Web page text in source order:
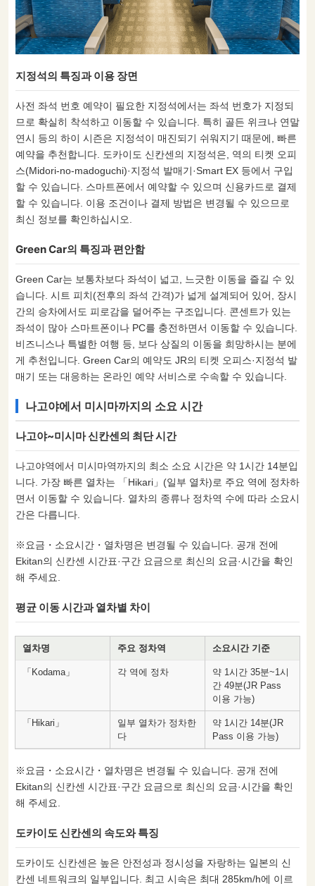
지정석의 특징과 이용 장면
사전 좌석 번호 예약이 필요한 지정석에서는 좌석 번호가 지정되
므로 확실히 착석하고 이동할 수 있습니다. 특히 골든 위크나 연말
연시 등의 하이 시즌은 지정석이 매진되기 쉬워지기 때문에, 빠른
예약을 추천합니다. 도카이도 신칸센의 지정석은, 역의 티켓 오피
스(Midori-no-madoguchi)·지정석 발매기·Smart EX 등에서 구입
할 수 있습니다. 스마트폰에서 예약할 수 있으며 신용카드로 결제
할 수 있습니다. 이용 조건이나 결제 방법은 변경될 수 있으므로
최신 정보를 확인하십시오.
Green Car의 특징과 편안함
Green Car는 보통차보다 좌석이 넓고, 느긋한 이동을 즐길 수 있
습니다. 시트 피치(전후의 좌석 간격)가 넓게 설계되어 있어, 장시
간의 승차에서도 피로감을 덜어주는 구조입니다. 콘센트가 있는
좌석이 많아 스마트폰이나 PC를 충전하면서 이동할 수 있습니다.
비즈니스나 특별한 여행 등, 보다 상질의 이동을 희망하시는 분에
게 추천입니다. Green Car의 예약도 JR의 티켓 오피스·지정석 발
매기 또는 대응하는 온라인 예약 서비스로 수속할 수 있습니다.
나고야에서 미시마까지의 소요 시간
나고야~미시마 신칸센의 최단 시간
나고야역에서 미시마역까지의 최소 소요 시간은 약 1시간 14분입
니다. 가장 빠른 열차는 「Hikari」(일부 열차)로 주요 역에 정차하
면서 이동할 수 있습니다. 열차의 종류나 정차역 수에 따라 소요시
간은 다릅니다.
※요금・소요시간・열차명은 변경될 수 있습니다. 공개 전에
Ekitan의 신칸센 시간표·구간 요금으로 최신의 요금·시간을 확인
해 주세요.
평균 이동 시간과 열차별 차이
열차명 주요 정차역 소요시간 기준
「Kodama」 각 역에 정차
약 1시간 35분~1시
간 49분(JR Pass
이용 가능)
「Hikari」
일부 열차가 정차한
다
약 1시간 14분(JR
Pass 이용 가능)
※요금・소요시간・열차명은 변경될 수 있습니다. 공개 전에
Ekitan의 신칸센 시간표·구간 요금으로 최신의 요금·시간을 확인
해 주세요.
도카이도 신칸센의 속도와 특징
도카이도 신칸센은 높은 안전성과 정시성을 자랑하는 일본의 신
칸센 네트워크의 일부입니다. 최고 시속은 최대 285km/h에 이르